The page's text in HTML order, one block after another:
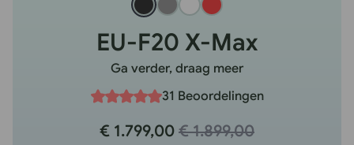
EU-F20 X-Max
Ga verder, draag meer
31 Beoordelingen
€ 1.799,00 € 1.899,00